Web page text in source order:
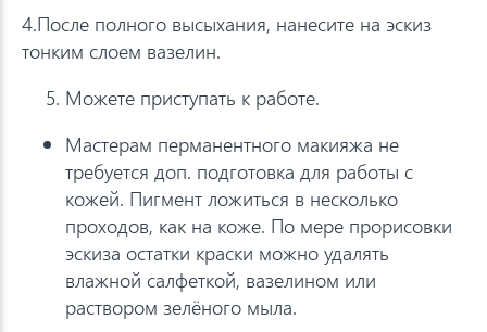
4.После полного высыхания, нанесите на эскиз
тонким слоем вазелин.
Можете приступать к работе.
Мастерам перманентного макияжа не
требуется доп. подготовка для работы с
кожей. Пигмент ложиться в несколько
проходов, как на коже. По мере прорисовки
эскиза остатки краски можно удалять
влажной салфеткой, вазелином или
раствором зелёного мыла.